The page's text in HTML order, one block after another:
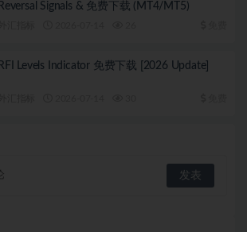
Reversal Signals & 免费下载 (MT4/MT5)
RFI Levels Indicator 免费下载 [2026 Update]